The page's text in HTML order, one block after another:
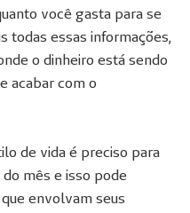
você gasta para se
todas essas informações,
o dinheiro está sendo
acabar com o
de vida é preciso para
mês e isso pode
envolvam seus